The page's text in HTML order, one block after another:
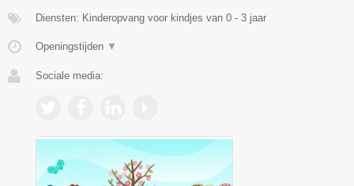
Diensten: Kinderopvang voor kindjes van 0 - 3 jaar
Openingstijden ▼
Sociale media: